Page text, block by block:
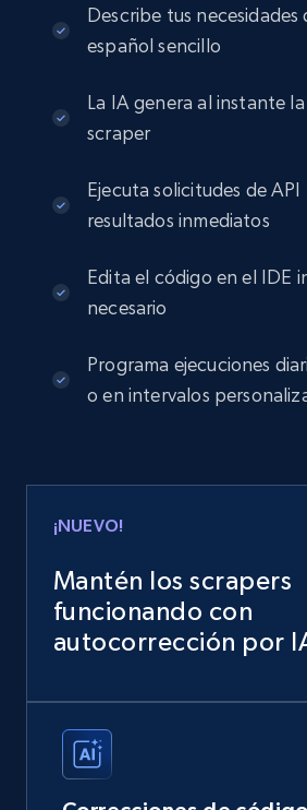
Describe tus necesidades
español sencillo
La IA genera al instante
scraper
Ejecuta solicitudes de
resultados inmediatos
Edita el código en el IDE
necesario
Programa ejecuciones
o en intervalos
¡NUEVO!
Mantén los scrapers
funcionando con
autocorrección por